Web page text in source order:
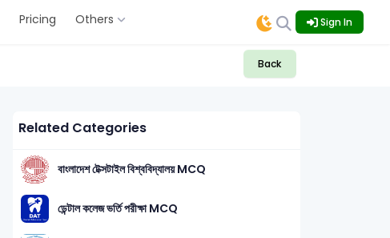
Pricing Others Sign In
Back
Related Categories
বাংলাদেশ টেক্সটাইল বিশ্ববিদ্যালয় MCQ
ডেন্টাল কলেজ ভর্তি পরীক্ষা MCQ